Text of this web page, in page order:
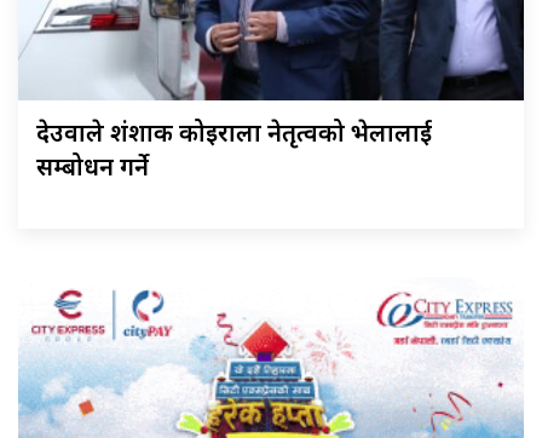
देउवाले शंशाक कोइराला नेतृत्वको भेलालाई
सम्बोधन गर्ने